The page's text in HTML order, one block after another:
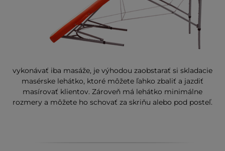
vykonávať iba masáže, je výhodou zaobstarať si skladacie
masérske lehátko, ktoré môžete ľahko zbaliť a jazdiť
masírovať klientov. Zároveň má lehátko minimálne
rozmery a môžete ho schovať za skriňu alebo pod posteľ.